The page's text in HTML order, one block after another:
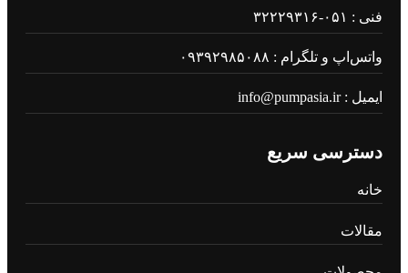
فنی : ۰۵۱-۳۲۲۲۹۳۱۶
واتس‌اپ و تلگرام : ۰۹۳۹۲۹۸۵۰۸۸
ایمیل : info@pumpasia.ir
دسترسی سریع
خانه
مقالات